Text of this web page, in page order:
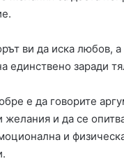
ви да иска любов,
единствено заради
е да говорите
желания и да се
и